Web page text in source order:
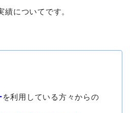
績についてです。
を利用している方々からの